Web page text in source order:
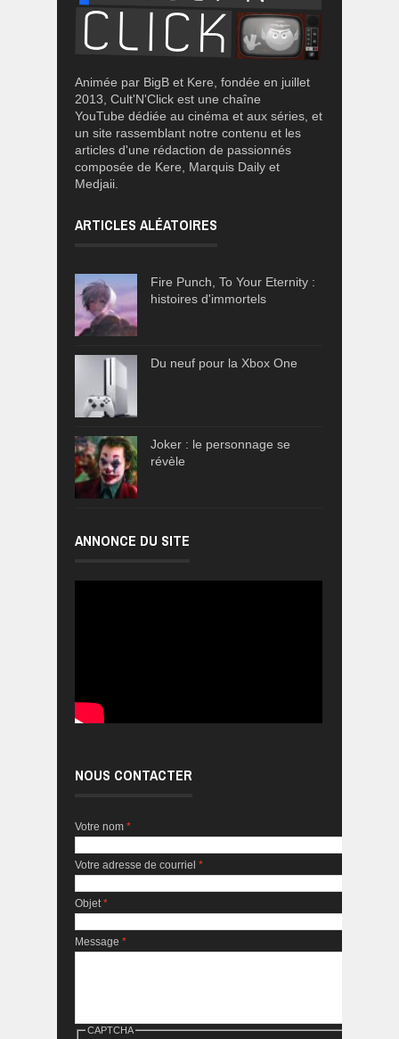
Animée par BigB et Kere, fondée en juillet
2013, Cult'N'Click est une chaîne
YouTube dédiée au cinéma et aux séries, et
un site rassemblant notre contenu et les
articles d'une rédaction de passionnés
composée de Kere, Marquis Daily et
Medjaii.
ARTICLES ALÉATOIRES
Fire Punch, To Your Eternity :
histoires d'immortels
Du neuf pour la Xbox One
Joker : le personnage se
révèle
ANNONCE DU SITE
NOUS CONTACTER
Votre nom *
Votre adresse de courriel *
Objet*
Message *
CAPTCHA